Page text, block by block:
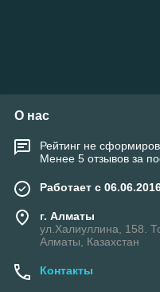
О нас
Рейтинг не
Менее 5 отзывов за
Работает с
г. Алматы
ул.Халиуллина, 158.
Алматы, Казахстан
Контакты